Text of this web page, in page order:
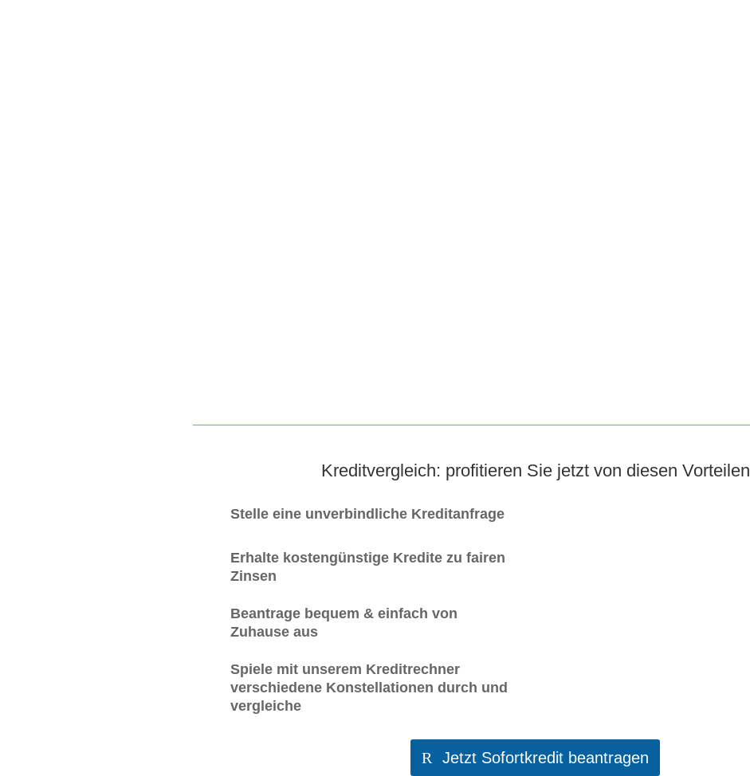
Kreditvergleich: profitieren Sie jetzt von diesen Vorteilen
Stelle eine unverbindliche Kreditanfrage
Erhalte kostengünstige Kredite zu fairen
Zinsen
Beantrage bequem & einfach von
Zuhause aus
Spiele mit unserem Kreditrechner
verschiedene Konstellationen durch und
vergleiche
Jetzt Sofortkredit beantragen